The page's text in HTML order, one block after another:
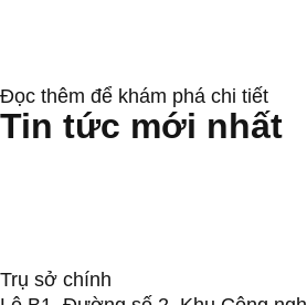
Đọc thêm để khám phá chi tiết
Tin tức mới nhất
Trụ sở chính